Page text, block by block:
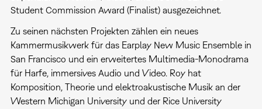
Student Commission Award (Finalist) ausgezeichnet.
Zu seinen nächsten Projekten zählen ein neues
Kammermusikwerk für das Earplay New Music Ensemble in
San Francisco und ein erweitertes Multimedia-Monodrama
für Harfe, immersives Audio und Video. Roy hat
Komposition, Theorie und elektroakustische Musik an der
Western Michigan University und der Rice University